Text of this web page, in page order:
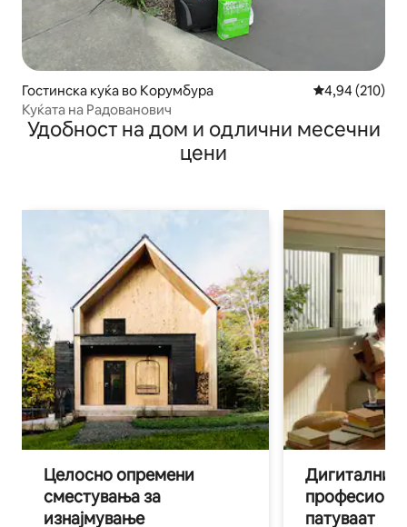
Гостинска куќа во Корумбура Просечна
4,94 (210)
Куќата на Радованович
Удобност на дом и одлични месечни
цени
Целосно опремени
сместувања за
изнајмување
Дигитални
патуваат